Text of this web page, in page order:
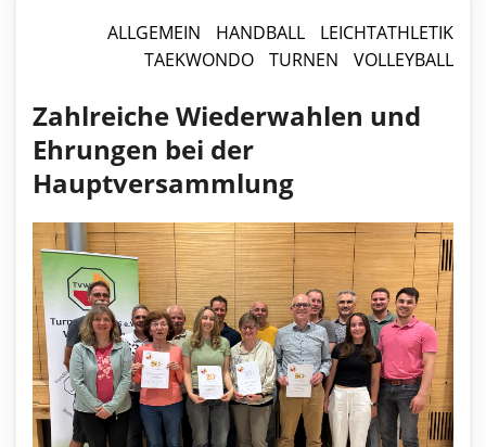
ALLGEMEIN
HANDBALL
LEICHTATHLETIK
TAEKWONDO
TURNEN VOLLEYBALL
Zahlreiche Wiederwahlen und
Ehrungen bei der
Hauptversammlung